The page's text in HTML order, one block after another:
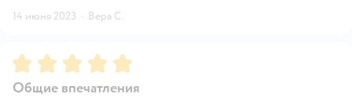
14 июня 2023 · Вера С.
Рейтинг:5
Общие впечатления